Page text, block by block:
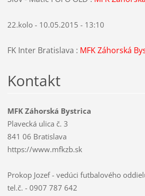
22.kolo - 10.05.2015 - 13:10
FK Inter Bratislava : MFK Záhorská
Kontakt
MFK Záhorská Bystrica
Plavecká ulica č. 3
841 06 Bratislava
https://www.mfkzb.sk
Prokop Jozef - vedúci futbalového
tel.č. - 0907 787 642